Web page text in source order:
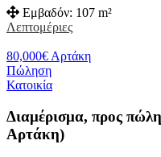
Εμβαδόν: 107 m²
Λεπτομέριες
80,000€ Αρτάκη
Πώληση
Κατοικία
Διαμέρισμα, προς
Αρτάκη)